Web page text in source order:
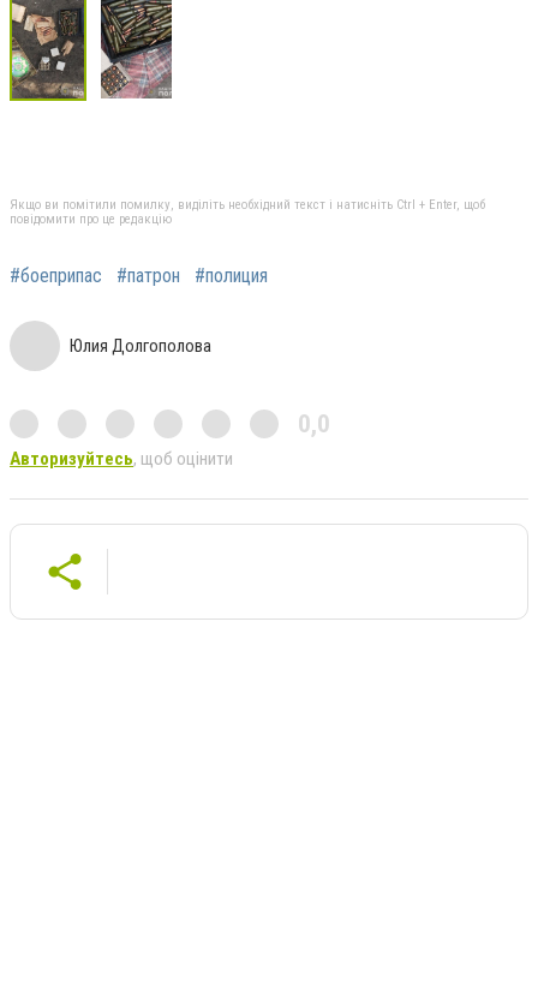
Якщо ви помітили помилку, виділіть необхідний текст і натисніть Ctrl + Enter, щоб
повідомити про це редакцію
#боеприпас #патрон #полиция
Юлия Долгополова
0,0
Авторизуйтесь, щоб оцінити